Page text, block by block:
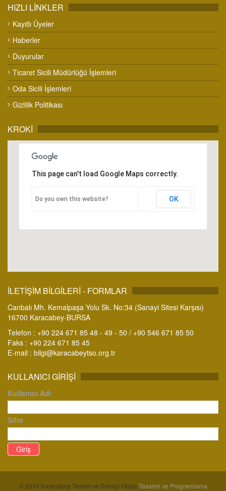
HIZLI LİNKLER
Kayıtlı Üyeler
Haberler
Duyurular
Ticaret Sicili Müdürlüğü İşlemleri
Oda Sicili İşlemleri
Gizlilik Politikası
KROKİ
This page can't load Google Maps correctly.
Do you own this website? OK
İLETİŞİM BİLGİLERİ - FORMLAR
Canbalı Mh. Kemalpaşa Yolu Sk. No:34 (Sanayi Sitesi Karşısı)
16700 Karacabey-BURSA
Telefon : +90 224 671 85 48 - 49 - 50 / +90 546 671 85 50
Faks : +90 224 671 85 45
E-mail : bilgi@karacabeytso.org.tr
KULLANICI GIRIŞI
Kullanıcı Adı
Şifre
© 2016 Karacabey Ticaret ve Sanayi Odası Tasarım ve Programlama